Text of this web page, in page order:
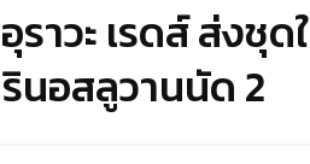
ราวะ เรดส์ ส่งชุ
นอสลูวานนัด 2